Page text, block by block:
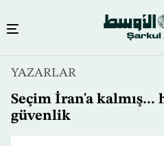
YAZARLAR
Seçim İran'a kalmış...
güvenlik